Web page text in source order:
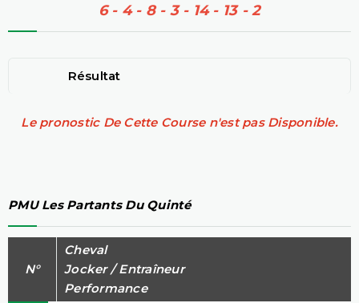
6 - 4 - 8 - 3 - 14 - 13 - 2
Résultat
Le pronostic De Cette Course n'est pas Disponible.
PMU Les Partants Du Quinté
N°
Cheval
Jocker / Entraîneur
Performance